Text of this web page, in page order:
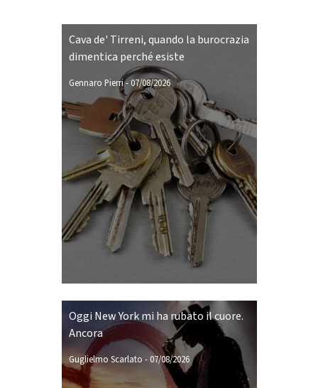
Cava de' Tirreni, quando la burocrazia
dimentica perché esiste
Gennaro Pierri- 07/08/2026
Oggi New York mi ha rubato il cuore.
Ancora
Guglielmo Scarlato -07/08/2026